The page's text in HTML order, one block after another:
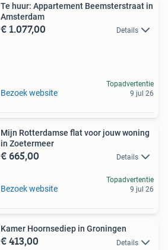
Te huur: Appartement Beemsterstraat in
Amsterdam
€ 1.077,00 Details
Bezoek website
Topadvertentie
9 jul 26
Mijn Rotterdamse flat voor jouw woning
in Zoetermeer
€ 665,00 Details
Bezoek website
Topadvertentie
9 jul 26
Kamer Hoornsediep in Groningen
€ 413,00 Details